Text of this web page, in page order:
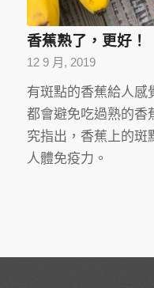
香蕉熟了，更好！
12 9 月, 2019
有斑點的香蕉給人感
都會避免吃過熟的香
究指出，香蕉上的斑
人體免疫力。